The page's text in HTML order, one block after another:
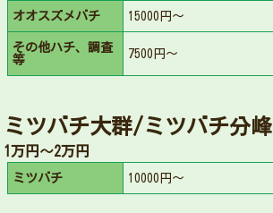
オオスズメバチ 15000円～
その他ハチ、調査
等
7500円～
ミツバチ大群/ミツバチ分峰
1万円〜2万円
ミツバチ 10000円～